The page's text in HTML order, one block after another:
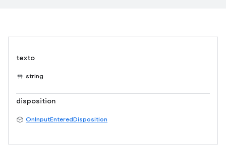
texto
string
disposition
OnInputEnteredDisposition